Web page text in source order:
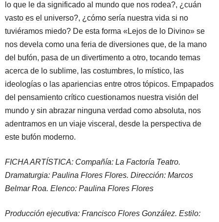
lo que le da significado al mundo que nos rodea?, ¿cuán
vasto es el universo?, ¿cómo sería nuestra vida si no
tuviéramos miedo? De esta forma «Lejos de lo Divino» se
nos devela como una feria de diversiones que, de la mano
del bufón, pasa de un divertimento a otro, tocando temas
acerca de lo sublime, las costumbres, lo místico, las
ideologías o las apariencias entre otros tópicos. Empapados
del pensamiento crítico cuestionamos nuestra visión del
mundo y sin abrazar ninguna verdad como absoluta, nos
adentramos en un viaje visceral, desde la perspectiva de
este bufón moderno.
FICHA ARTÍSTICA: Compañía: La Factoría Teatro.
Dramaturgia: Paulina Flores Flores. Dirección: Marcos
Belmar Roa. Elenco: Paulina Flores Flores
Producción ejecutiva: Francisco Flores González. Estilo: